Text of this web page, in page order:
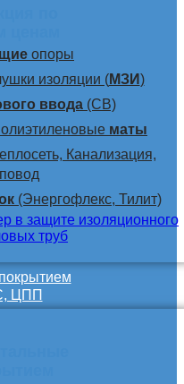
опоры
изоляции (МЗИ)
ввода (СВ)
маты
Канализация,
(Энергофлекс, Тилит)
ЦПП